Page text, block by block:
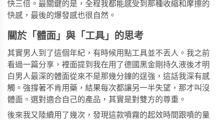
快三倍。最關鍵的是，全程我都能感受到那種收縮和摩擦的
快感，最後的爆發感也很自然。
關於「體面」與「工具」的思考
其實男人到了這個年紀，有時候用點工具並不丟人。我之前
看過一篇分享，裡面提到我在用了德國黑金剛持久液後才明
白男人最深的體面從來不是那幾分鐘的逞強，這話我深有感
觸。強撐著不肯用藥，結果每次都讓另一半失望，那才叫沒
體面。選對適合自己的產品，其實是對雙方的尊重。
後來我又陸續用了幾次，發現這款噴霧的起效時間跟噴的量